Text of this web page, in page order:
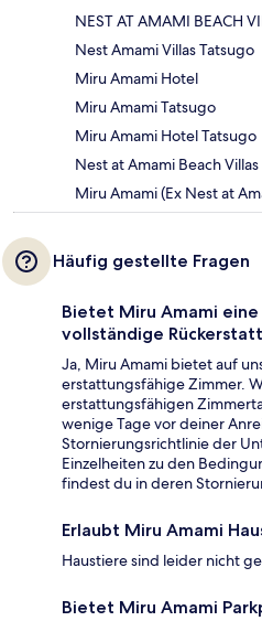
NEST AT AMAMI BEACH
Nest Amami Villas Tatsugo
Miru Amami Hotel
Miru Amami Tatsugo
Miru Amami Hotel Tatsugo
Nest at Amami Beach Villas
Miru Amami (Ex Nest at
Häufig gestellte Fragen
Bietet Miru Amami
vollständige
Ja, Miru Amami bietet auf
erstattungsfähige Zimmer.
erstattungsfähigen
wenige Tage vor deiner
Stornierungsrichtlinie der
Einzelheiten zu den
findest du in deren
Erlaubt Miru Amami
Haustiere sind leider nicht
Bietet Miru Amami